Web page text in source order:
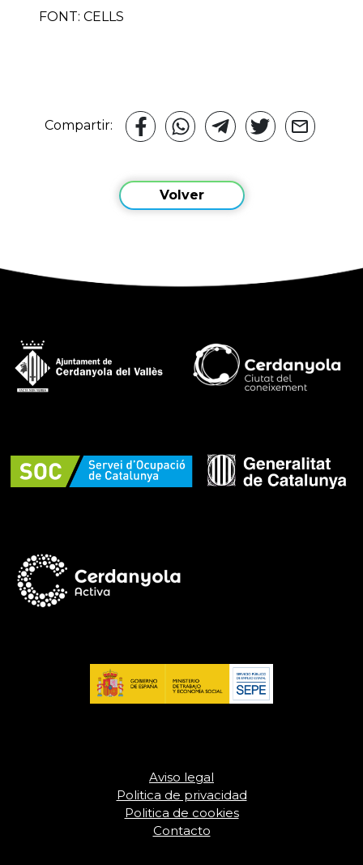
FONT: CELLS
Compartir:
Volver
Aviso legal
Politica de privacidad
Politica de cookies
Contacto